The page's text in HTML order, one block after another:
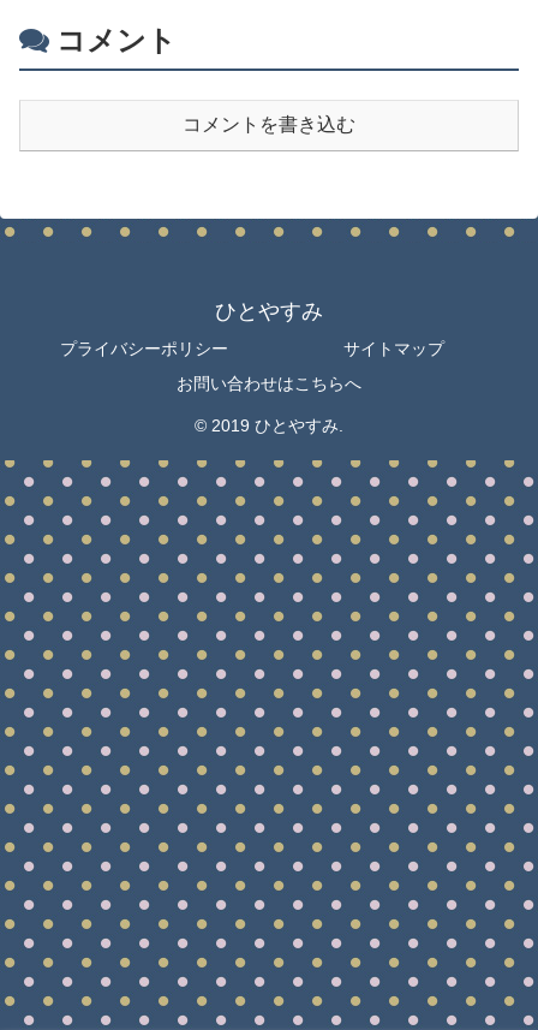
コメント
コメントを書き込む
ひとやすみ
プライバシーポリシー
サイトマップ
お問い合わせはこちらへ
© 2019 ひとやすみ.